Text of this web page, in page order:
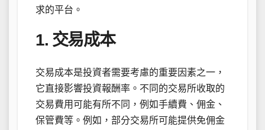
求的平台。
1. 交易成本
交易成本是投資者需要考慮的重要因素之一，
它直接影響投資報酬率。不同的交易所收取的
交易費用可能有所不同，例如手續費、佣金、
保管費等。例如，部分交易所可能提供免佣金